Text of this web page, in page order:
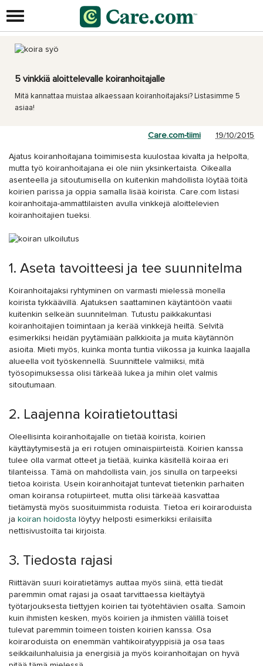
5 vinkkiä aloittelevalle koiranhoitajalle
Mitä kannattaa muistaa alkaessaan koiranhoitajaksi? Listasimme 5
asiaa!
Care.com-tiimi 19/10/2015
Ajatus koiranhoitajana toimimisesta kuulostaa kivalta ja helpolta,
mutta työ koiranhoitajana ei ole niin yksinkertaista. Oikealla
asenteella ja sitoutumisella on kuitenkin mahdollista löytää töitä
koirien parissa ja oppia samalla lisää koirista. Care.com listasi
koiranhoitaja-ammattilaisten avulla vinkkejä aloittelevien
koiranhoitajien tueksi.
1. Aseta tavoitteesi ja tee suunnitelma
Koiranhoitajaksi ryhtyminen on varmasti mielessä monella
koirista tykkäävillä. Ajatuksen saattaminen käytäntöön vaatii
kuitenkin selkeän suunnitelman. Tutustu paikkakuntasi
koiranhoitajien toimintaan ja kerää vinkkejä heiltä. Selvitä
esimerkiksi heidän pyytämiään palkkioita ja muita käytännön
asioita. Mieti myös, kuinka monta tuntia viikossa ja kuinka laajalla
alueella voit työskennellä. Suunnittele valmiiksi, mitä
työsopimuksessa olisi tärkeää lukea ja mihin olet valmis
sitoutumaan.
2. Laajenna koiratietouttasi
Oleellisinta koiranhoitajalle on tietää koirista, koirien
käyttäytymisestä ja eri rotujen ominaispiirteistä. Koirien kanssa
tulee olla varmat otteet ja tietää, kuinka käsitellä koiraa eri
tilanteissa. Tämä on mahdollista vain, jos sinulla on tarpeeksi
tietoa koirista. Usein koiranhoitajat tuntevat tietenkin parhaiten
oman koiransa rotupiirteet, mutta olisi tärkeää kasvattaa
tietämystä myös suosituimmista roduista. Tietoa eri koiraroduista
ja koiran hoidosta löytyy helposti esimerkiksi erilaisilta
nettisivustoilta tai kirjoista.
3. Tiedosta rajasi
Riittävän suuri koiratietämys auttaa myös siinä, että tiedät
paremmin omat rajasi ja osaat tarvittaessa kieltäytyä
työtarjouksesta tiettyjen koirien tai työtehtävien osalta. Samoin
kuin ihmisten kesken, myös koirien ja ihmisten välillä toiset
tulevat paremmin toimeen toisten koirien kanssa. Osa
koiraroduista on enemmän vahtikoiratyyppisiä ja osa taas
seikkailunhaluisia ja energisiä ja myös koiranhoitajan on hyvä